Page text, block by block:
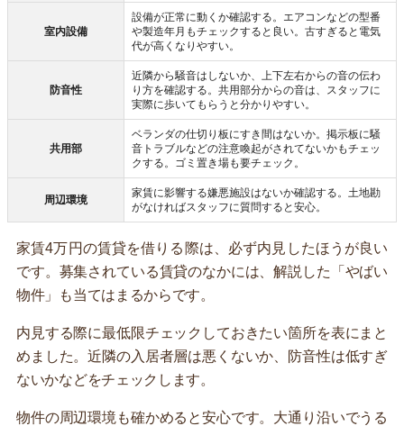
室内設備
設備が正常に動くか確認する。エアコンなどの型番
や製造年月もチェックすると良い。古すぎると電気
代が高くなりやすい。
防音性
近隣から騒音はしないか、上下左右からの音の伝わ
り方を確認する。共用部分からの音は、スタッフに
実際に歩いてもらうと分かりやすい。
共用部
ベランダの仕切り板にすき間はないか。掲示板に騒
音トラブルなどの注意喚起がされてないかもチェッ
クする。ゴミ置き場も要チェック。
周辺環境
家賃に影響する嫌悪施設はないか確認する。土地勘
がなければスタッフに質問すると安心。
家賃4万円の賃貸を借りる際は、必ず内見したほうが良い
です。募集されている賃貸のなかには、解説した「やばい
物件」も当てはまるからです。
内見する際に最低限チェックしておきたい箇所を表にまと
めました。近隣の入居者層は悪くないか、防音性は低すぎ
ないかなどをチェックします。
物件の周辺環境も確かめると安心です。大通り沿いでうる